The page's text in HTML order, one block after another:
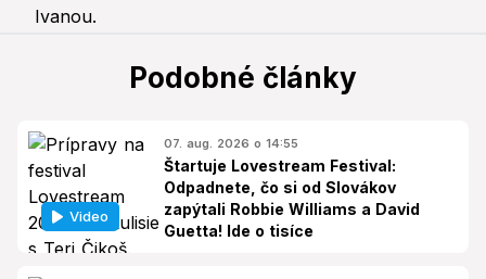
Podobné články
Video
07. aug. 2026 o 14:55
Štartuje Lovestream Festival:
Odpadnete, čo si od Slovákov
zapýtali Robbie Williams a David
Guetta! Ide o tisíce